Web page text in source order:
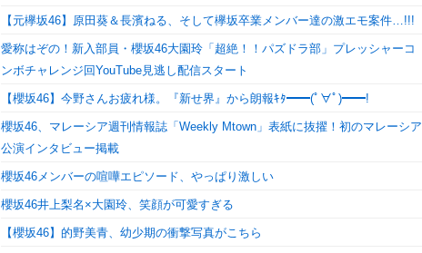
【元欅坂46】原田葵＆長濱ねる、そして欅坂卒業メンバー達の激エモ案件…!!!
愛称はぞの！新入部員・櫻坂46大園玲「超絶！！パズドラ部」プレッシャーコ
ンボチャレンジ回YouTube見逃し配信スタート
【櫻坂46】今野さんお疲れ様。『新せ界』から朗報ｷﾀ━━(ﾟ∀ﾟ)━━!
櫻坂46、マレーシア週刊情報誌「Weekly Mtown」表紙に抜擢！初のマレーシア
公演インタビュー掲載
櫻坂46メンバーの喧嘩エピソード、やっぱり激しい
櫻坂46井上梨名×大園玲、笑顔が可愛すぎる
【櫻坂46】的野美青、幼少期の衝撃写真がこちら